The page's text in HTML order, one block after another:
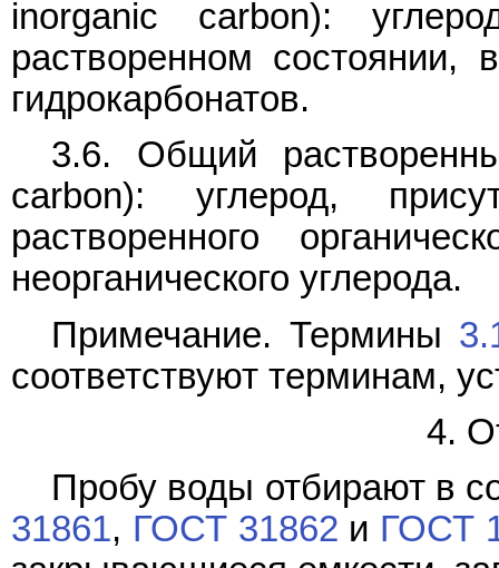
inorganic carbon):
растворенном
гидрокарбонатов.
3.6. Общий
carbon): углерод,
растворенного
неорганического углерода.
Примечание. Термины
соответствуют терминам,
4.
Пробу воды отбирают в
31861, ГОСТ 31862 и ГОСТ